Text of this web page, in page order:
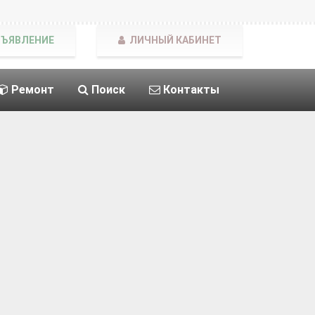
Ремонт Поиск Контакты
ЛИЧНЫЙ КАБИНЕТ